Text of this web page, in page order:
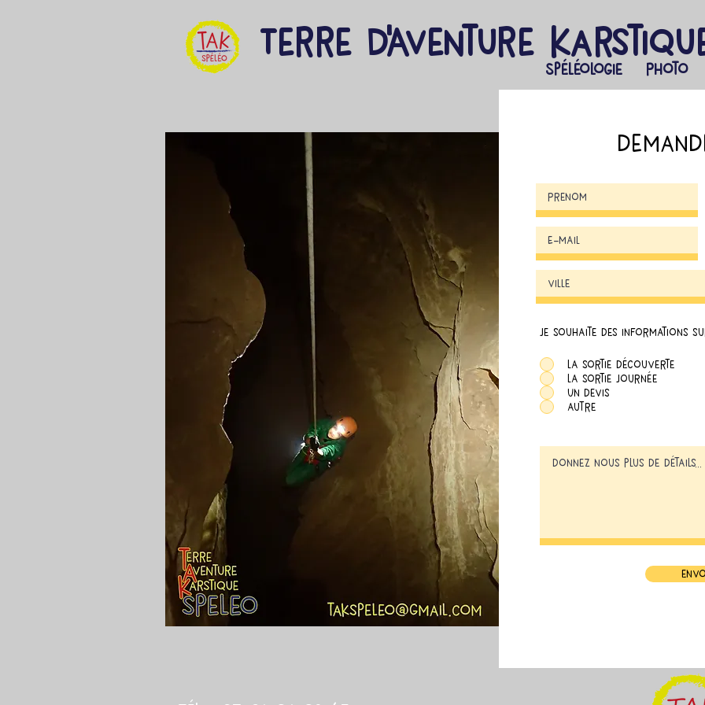
Terre d'Aventure
Spéléologie Photo
je souhaite des informations
la sortie découverte
la sortie journée
Un devis
autre